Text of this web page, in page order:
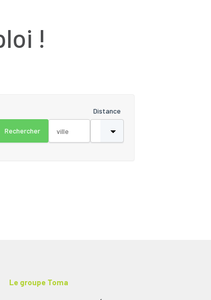
!
Distance
Le groupe Toma